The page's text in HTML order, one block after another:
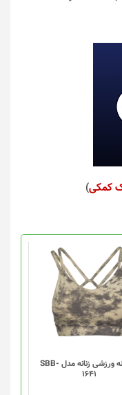
کمکی)
نیم تنه ورزشی زنانه مدل SBB-
1641
این
محصول
دارای
انواع
مختلفی
می
گزینه
ها